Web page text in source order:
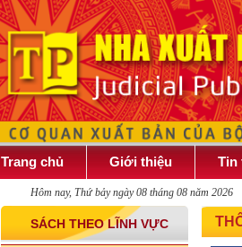
Trang chủ Giới thiệu Tin
Hôm nay, Thứ bảy ngày 08 tháng 08 năm 2026
SÁCH THEO LĨNH VỰC